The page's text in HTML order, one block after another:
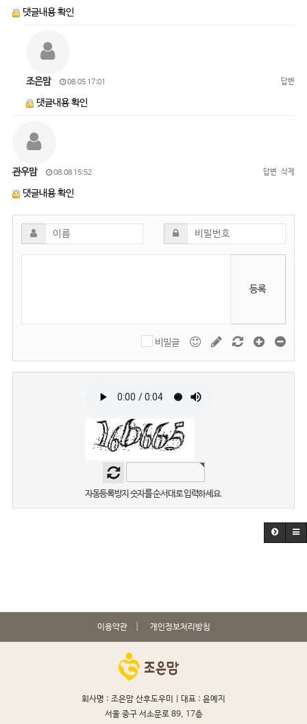
댓글내용 확인
조은맘 08.05 17:01 답변
댓글내용 확인
관우맘 08.08 15:52 답변 삭제
댓글내용 확인
등록
비밀글
자동등록방지 숫자를 순서대로 입력하세요.
이용약관 개인정보처리방침
회사명 : 조은맘 산후도우미 | 대표 : 윤예지
서울 중구 서소문로 89, 17층